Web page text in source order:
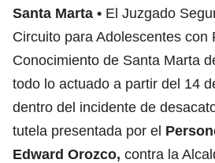
Santa Marta
El Juzgado
Circuito para Adolescentes con
Conocimiento de Santa Marta
todo lo actuado a partir del 14
dentro del incidente de
tutela presentada por el
Edward Orozco, contra la